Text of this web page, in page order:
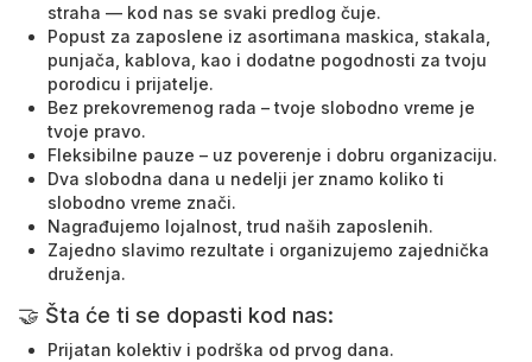
straha — kod nas se svaki predlog čuje.
Popust za zaposlene iz asortimana maskica, stakala,
punjača, kablova, kao i dodatne pogodnosti za tvoju
porodicu i prijatelje.
Bez prekovremenog rada – tvoje slobodno vreme je
tvoje pravo.
Fleksibilne pauze – uz poverenje i dobru organizaciju.
Dva slobodna dana u nedelji jer znamo koliko ti
slobodno vreme znači.
Nagrađujemo lojalnost, trud naših zaposlenih.
Zajedno slavimo rezultate i organizujemo zajednička
druženja.
🤝 Šta će ti se dopasti kod nas:
Prijatan kolektiv i podrška od prvog dana.